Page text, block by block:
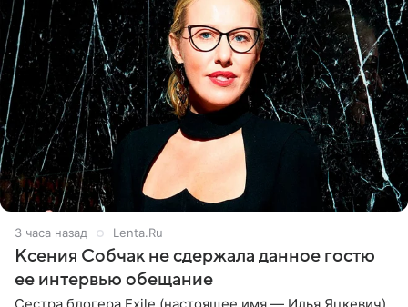
3 часа назад Lenta.Ru
Ксения Собчак не сдержала данное гостю
ее интервью обещание